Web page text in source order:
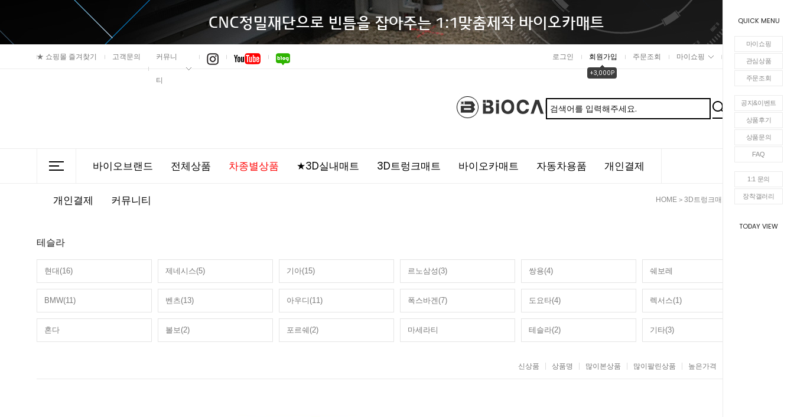
QUICK MENU
마이쇼핑
관심상품
주문조회
공지&이벤트
상품후기
상품문의
FAQ
1:1 문의
장착갤러리
TODAY VIEW
★ 쇼핑몰 즐겨찾기 고객문의 커뮤니
티
로그인 회원가입
+3,000P
주문조회 마이쇼핑 장바구니
바이오브랜드 전체상품 차종별상품 ★3D실내매트 3D트렁크매트 바이오카매트 자동차용품 개인결제
개인결제 커뮤니티 HOME > 3D트렁크매트 테슬라
테슬라
현대(16) 제네시스(5) 기아(15) 르노삼성(3) 쌍용(4) 쉐보레
BMW(11) 벤츠(13) 아우디(11) 폭스바겐(7) 도요타(4) 렉서스(1)
혼다 볼보(2) 포르쉐(2) 마세라티 테슬라(2) 기타(3)
신상품 상품명 많이본상품 많이팔린상품 높은가격